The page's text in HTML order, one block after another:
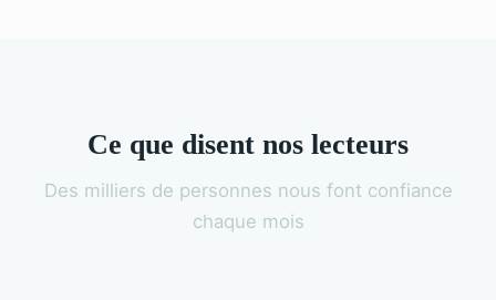
Ce que disent nos lecteurs
Des milliers de personnes nous font confiance
chaque mois